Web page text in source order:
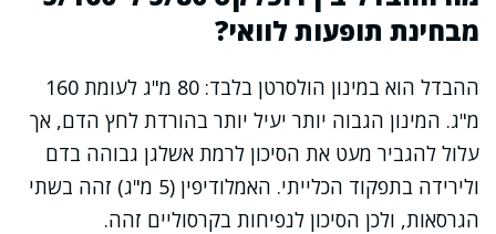
מבחינת תופעות לוואי?
ההבדל הוא במינון הולסרטן בלבד: 80 מ"ג לעומת 160
מ"ג. המינון הגבוה יותר יעיל יותר בהורדת לחץ הדם, אך
עלול להגביר מעט את הסיכון לרמת אשלגן גבוהה בדם
ולירידה בתפקוד הכלייתי. האמלודיפין (5 מ"ג) זהה בשתי
הגרסאות, ולכן הסיכון לנפיחות בקרסוליים זהה.